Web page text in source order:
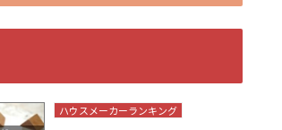
ハウスメーカーランキング